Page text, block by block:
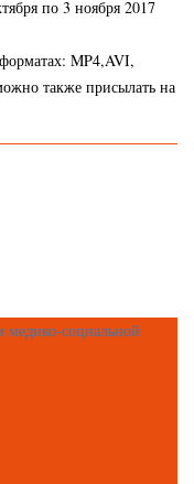
по 3 ноября 2017
MP4,AVI,
также присылать на